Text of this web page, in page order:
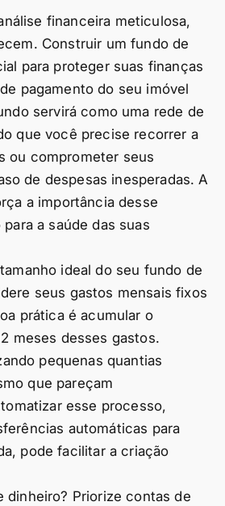
financeira meticulosa,
Construir um fundo de
para proteger suas finanças
pagamento do seu imóvel
servirá como uma rede de
que você precise recorrer a
ou comprometer seus
de despesas inesperadas. A
a importância desse
a saúde das suas
ideal do seu fundo de
seus gastos mensais fixos
prática é acumular o
meses desses gastos.
pequenas quantias
que pareçam
esse processo,
automáticas para
pode facilitar a criação
dinheiro? Priorize contas de